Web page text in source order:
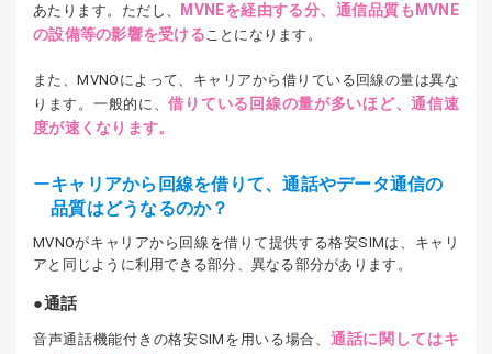
あたります。ただし、
MVNEを経由する分、通信品質もMVNE
の設備等の影響を受けることになります。
また、MVNOによって、キャリアから借りている回線の量は異な
ります。一般的に、借りている回線の量が多いほど、通信速
度が速くなります。
キャリアから回線を借りて、通話やデータ通信の
品質はどうなるのか？
MVNOがキャリアから回線を借りて提供する格安SIMは、キャリ
アと同じように利用できる部分、異なる部分があります。
通話
音声通話機能付きの格安SIMを用いる場合、 通話に関してはキ